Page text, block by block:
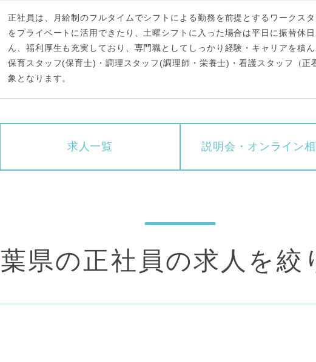
正社員は、月給制のフルタイムでシフトによる勤務を前提とするワークス
をプライベートに活用できたり、土曜シフトに入った場合は平日に振替休
ん、福利厚生も充実しており、専門職としてしっかり経験・キャリアを積
保育スタッフ(保育士)・調理スタッフ(調理師・栄養士)・看護スタッフ（
象となります。
求人一覧 説明会・ オンライン
千葉県の正社員の求人を